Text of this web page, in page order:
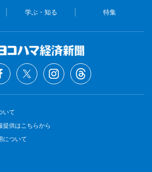
学ぶ・知る 特集
いて
提供はこちらから
について